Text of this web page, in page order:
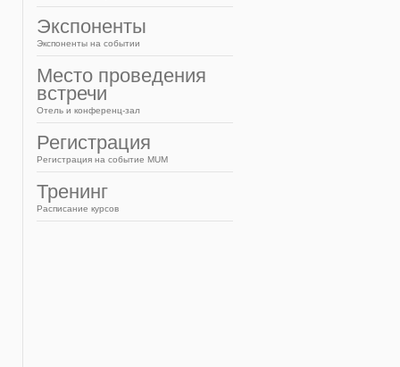
Экспоненты
Экспоненты на событии
Место проведения
встречи
Отель и конференц-зал
Регистрация
Регистрация на событие MUM
Тренинг
Расписание курсов